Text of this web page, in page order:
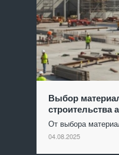
Выбор
строительства
От выбора
04.08.2025